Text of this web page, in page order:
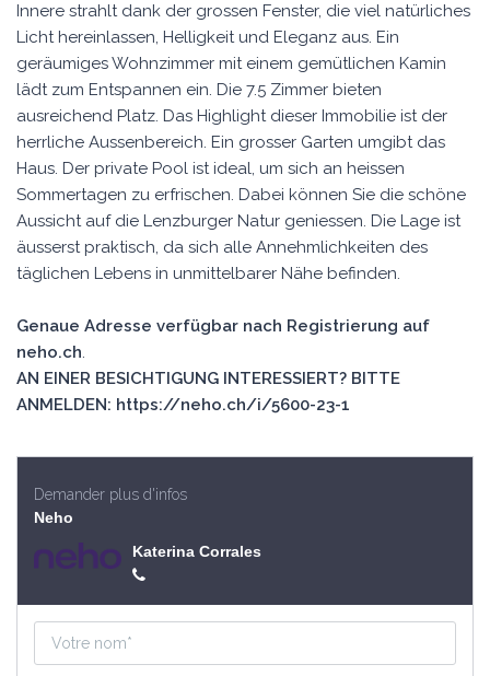
Innere strahlt dank der grossen Fenster, die viel natürliches
Licht hereinlassen, Helligkeit und Eleganz aus. Ein
geräumiges Wohnzimmer mit einem gemütlichen Kamin
lädt zum Entspannen ein. Die 7.5 Zimmer bieten
ausreichend Platz. Das Highlight dieser Immobilie ist der
herrliche Aussenbereich. Ein grosser Garten umgibt das
Haus. Der private Pool ist ideal, um sich an heissen
Sommertagen zu erfrischen. Dabei können Sie die schöne
Aussicht auf die Lenzburger Natur geniessen. Die Lage ist
äusserst praktisch, da sich alle Annehmlichkeiten des
täglichen Lebens in unmittelbarer Nähe befinden.
Genaue Adresse verfügbar nach Registrierung auf
neho.ch.
AN EINER BESICHTIGUNG INTERESSIERT? BITTE
ANMELDEN: https://neho.ch/i/5600-23-1
Demander plus d'infos
Neho
Katerina Corrales